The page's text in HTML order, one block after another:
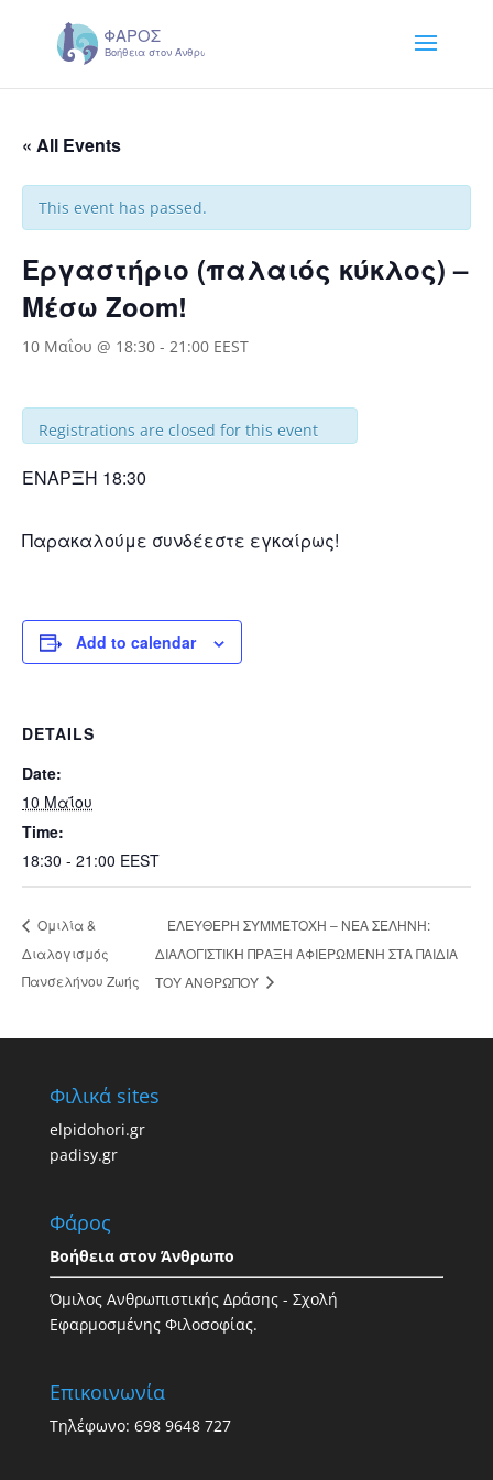
« All Events
This event has passed.
Εργαστήριο (παλαιός κύκλος) –
Μέσω Zoom!
10 Μαΐου @ 18:30 - 21:00 EEST
Registrations are closed for this event
ΕΝΑΡΞΗ 18:30
Παρακαλούμε συνδέεστε εγκαίρως!
Add to calendar
DETAILS
Date:
10 Μαΐου
Time:
18:30 - 21:00 EEST
Ομιλία &
Διαλογισμός
Πανσελήνου Ζωής
ΕΛΕΥΘΕΡΗ ΣΥΜΜΕΤΟΧΗ – ΝΕΑ ΣΕΛΗΝΗ:
ΔΙΑΛΟΓΙΣΤΙΚΗ ΠΡΑΞΗ ΑΦΙΕΡΩΜΕΝΗ ΣΤΑ ΠΑΙΔΙΑ
ΤΟΥ ΑΝΘΡΩΠΟΥ
Φιλικά sites
elpidohori.gr
padisy.gr
Φάρος
Βοήθεια στον Άνθρωπο
Όμιλος Ανθρωπιστικής Δράσης - Σχολή
Εφαρμοσμένης Φιλοσοφίας.
Επικοινωνία
Τηλέφωνο: 698 9648 727